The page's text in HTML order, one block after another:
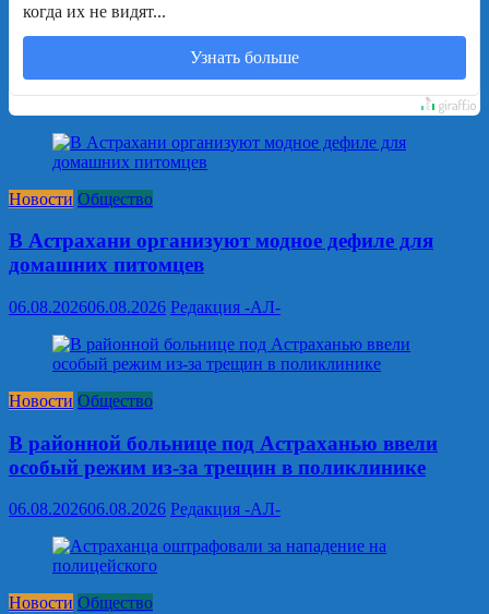
когда их не видят...
Узнать больше
Новости Общество
В Астрахани организуют модное дефиле для
домашних питомцев
06.08.202606.08.2026 Редакция -АЛ-
Новости Общество
В районной больнице под Астраханью ввели
особый режим из‑за трещин в поликлинике
06.08.202606.08.2026 Редакция -АЛ-
Новости Общество